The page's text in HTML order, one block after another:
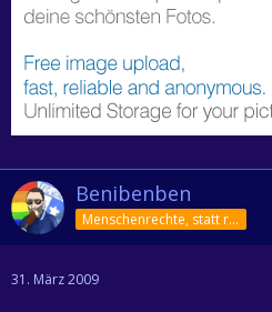
Benibenben
Menschenrechte, statt rechte Menschen!
31. März 2009